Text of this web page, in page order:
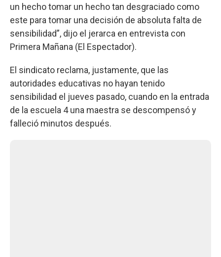
un hecho tomar un hecho tan desgraciado como
este para tomar una decisión de absoluta falta de
sensibilidad”, dijo el jerarca en entrevista con
Primera Mañana (El Espectador).
El sindicato reclama, justamente, que las
autoridades educativas no hayan tenido
sensibilidad el jueves pasado, cuando en la entrada
de la escuela 4 una maestra se descompensó y
falleció minutos después.